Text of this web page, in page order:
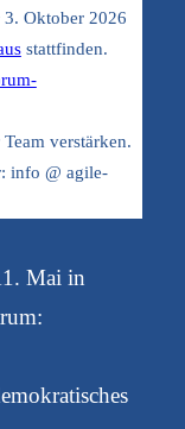
Oktober 2026
stattfinden.
verstärken.
info @ agile-
Mai in